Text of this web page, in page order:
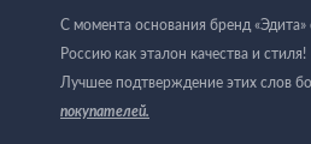
С момента основания бренд «Эдита»
Россию как эталон качества и стиля!
Лучшее подтверждение этих слов
покупателей.